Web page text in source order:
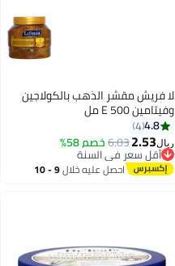
لا فريش مقشر الذهب بالكولاجين
وفيتامين E 500 مل
4.8
4
ريال2.53
6.03خصم 58%
أقل سعر في السنة
أقل سعر في السنة
احصل عليه خلال 9 - 10